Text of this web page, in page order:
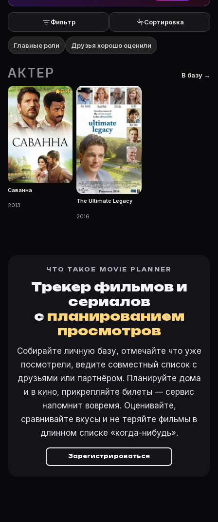
Фильтр Сортировка
Главные роли Друзья хорошо оценили
АКТЕР В базу →
6.4
Саванна
2013
The Ultimate Legacy
2016
ЧТО ТАКОЕ MOVIE PLANNER
Трекер фильмов и
сериалов
с планированием
просмотров
Собирайте личную базу, отмечайте что уже
посмотрели, ведите совместный список с
друзьями или партнёром. Планируйте дома
и в кино, прикрепляйте билеты — сервис
напомнит вовремя. Оценивайте,
сравнивайте вкусы и не теряйте фильмы в
длинном списке «когда-нибудь».
Зарегистрироваться